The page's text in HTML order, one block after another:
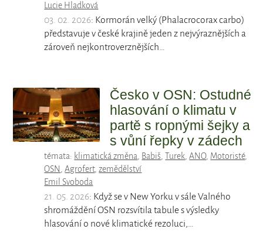
Lucie Hladková
03. 02. 2026: Kormorán velký (Phalacrocorax carbo)
představuje v české krajině jeden z nejvýraznějších a
zároveň nejkontroverznějších…
Česko v OSN: Ostudné
hlasování o klimatu v
partě s ropnými šejky a
s vůní řepky v zádech
témata: klimatická změna, Babiš,Turek,ANO, Motoristé,
OSN,Agrofert,zemědělství
Emil Svoboda
21. 05. 2026: Když se v New Yorku v sále Valného
shromáždění OSN rozsvítila tabule s výsledky
hlasování o nové klimatické rezoluci,…